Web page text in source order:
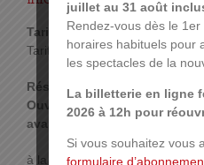
Tarif :
Tarif : 12 € – tarif réduit à 10 €.
Réservations :
Ouverture de la billetterie 15
avant le spectacle
à la caisse du théâtre les
juillet au 31 août
Rendez-vous dès le
horaires habituels pour
les spectacles de la
La billetterie en ligne
2026 à 12h pour
Si vous souhaitez vous
formulaire